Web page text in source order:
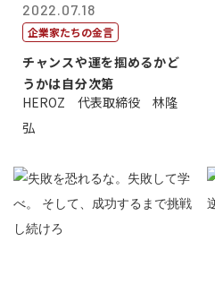
2022.07.18
企業家たちの金言
チャンスや運を掴めるかど
うかは自分次第
HEROZ 代表取締役 林隆
弘